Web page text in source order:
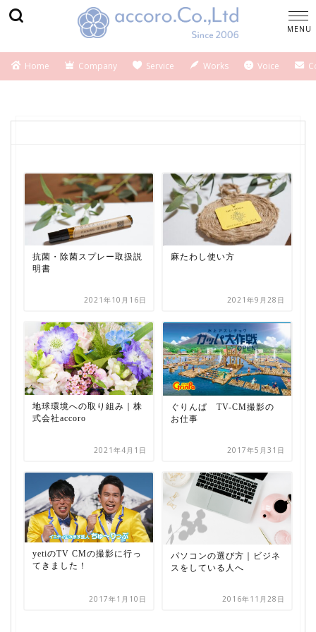
Home Company Service Works Voice
抗菌・除菌スプレー取扱説
明書
2021年10月16日
麻たわし使い方
2021年9月28日
地球環境への取り組み｜株
式会社accoro
2021年4月1日
ぐりんぱ TV-CM撮影の
お仕事
2017年5月31日
yetiのTV CMの撮影に行っ
てきました！
2017年1月10日
パソコンの選び方｜ビジネ
スをしている人へ
2016年11月28日